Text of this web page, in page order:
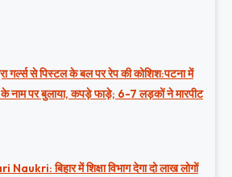
गर्ल्स से पिस्टल के बल पर रेप की कोशिश:पटना में
नाम पर बुलाया, कपड़े फाड़े; 6-7 लड़कों ने मारपीट
बिहार में शिक्षा विभाग देगा दो लाख लोगों